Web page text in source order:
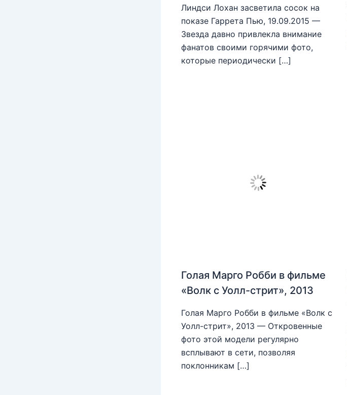
Линдси Лохан засветила сосок на
показе Гаррета Пью, 19.09.2015 —
Звезда давно привлекла внимание
фанатов своими горячими фото,
которые периодически […]
Голая Марго Робби в фильме
«Волк с Уолл-стрит», 2013
Голая Марго Робби в фильме «Волк с
Уолл-стрит», 2013 — Откровенные
фото этой модели регулярно
всплывают в сети, позволяя
поклонникам […]